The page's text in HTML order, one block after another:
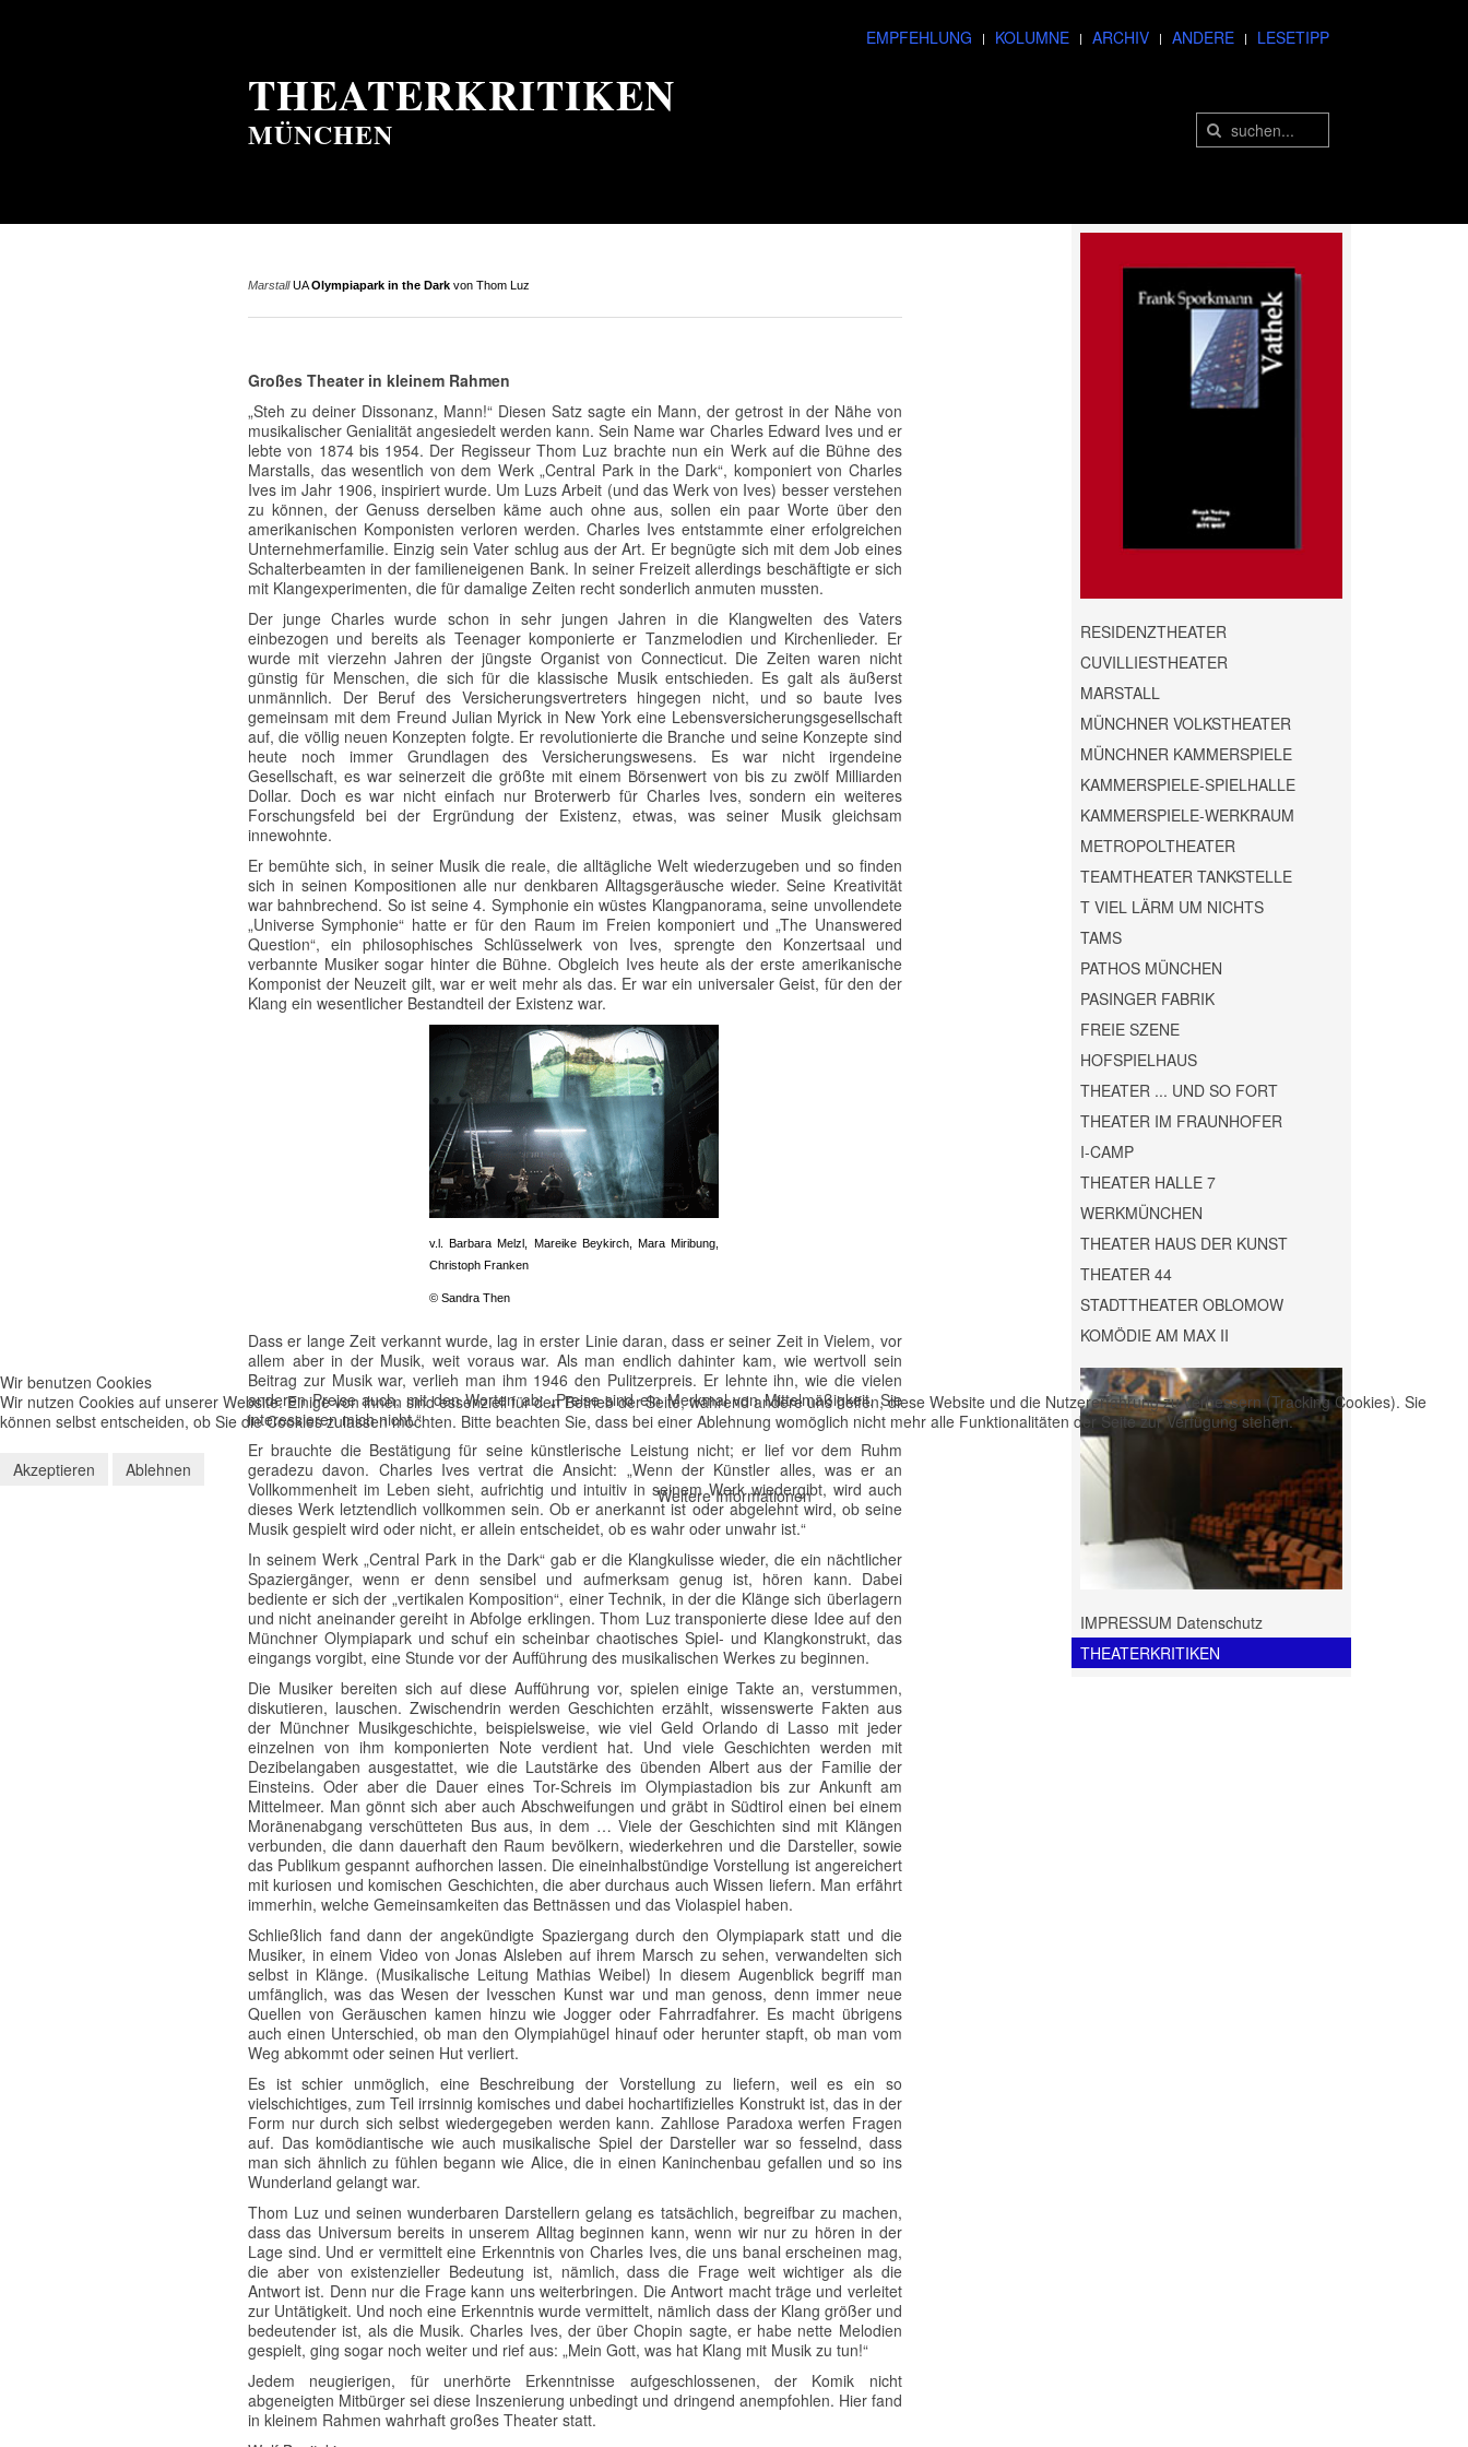
EMPFEHLUNG KOLUMNE ARCHIV ANDERE LESETIPP
THEATERKRITIKEN
MÜNCHEN
MarstallUAOlympiapark in the Dark von Thom Luz
Großes Theater in kleinem Rahmen
„Steh zu deiner Dissonanz, Mann!“ Diesen Satz sagte ein Mann, der getrost in der Nähe von
musikalischer Genialität angesiedelt werden kann. Sein Name war Charles Edward Ives und er
lebte von 1874 bis 1954. Der Regisseur Thom Luz brachte nun ein Werk auf die Bühne des
Marstalls, das wesentlich von dem Werk „Central Park in the Dark“, komponiert von Charles
Ives im Jahr 1906, inspiriert wurde. Um Luzs Arbeit (und das Werk von Ives) besser verstehen
zu können, der Genuss derselben käme auch ohne aus, sollen ein paar Worte über den
amerikanischen Komponisten verloren werden. Charles Ives entstammte einer erfolgreichen
Unternehmerfamilie. Einzig sein Vater schlug aus der Art. Er begnügte sich mit dem Job eines
Schalterbeamten in der familieneigenen Bank. In seiner Freizeit allerdings beschäftigte er sich
mit Klangexperimenten, die für damalige Zeiten recht sonderlich anmuten mussten.
Der junge Charles wurde schon in sehr jungen Jahren in die Klangwelten des Vaters
einbezogen und bereits als Teenager komponierte er Tanzmelodien und Kirchenlieder. Er
wurde mit vierzehn Jahren der jüngste Organist von Connecticut. Die Zeiten waren nicht
günstig für Menschen, die sich für die klassische Musik entschieden. Es galt als äußerst
unmännlich. Der Beruf des Versicherungsvertreters hingegen nicht, und so baute Ives
gemeinsam mit dem Freund Julian Myrick in New York eine Lebensversicherungsgesellschaft
auf, die völlig neuen Konzepten folgte. Er revolutionierte die Branche und seine Konzepte sind
heute noch immer Grundlagen des Versicherungswesens. Es war nicht irgendeine
Gesellschaft, es war seinerzeit die größte mit einem Börsenwert von bis zu zwölf Milliarden
Dollar. Doch es war nicht einfach nur Broterwerb für Charles Ives, sondern ein weiteres
Forschungsfeld bei der Ergründung der Existenz, etwas, was seiner Musik gleichsam
innewohnte.
Er bemühte sich, in seiner Musik die reale, die alltägliche Welt wiederzugeben und so finden
sich in seinen Kompositionen alle nur denkbaren Alltagsgeräusche wieder. Seine Kreativität
war bahnbrechend. So ist seine 4. Symphonie ein wüstes Klangpanorama, seine unvollendete
„Universe Symphonie“ hatte er für den Raum im Freien komponiert und „The Unanswered
Question“, ein philosophisches Schlüsselwerk von Ives, sprengte den Konzertsaal und
verbannte Musiker sogar hinter die Bühne. Obgleich Ives heute als der erste amerikanische
Komponist der Neuzeit gilt, war er weit mehr als das. Er war ein universaler Geist, für den der
Klang ein wesentlicher Bestandteil der Existenz war.
v.l.Barbara Melzl, Mareike Beykirch, Mara Miribung,
Christoph Franken
© Sandra Then
Dass er lange Zeit verkannt wurde, lag in erster Linie daran, dass er seiner Zeit in Vielem, vor
allem aber in der Musik, weit voraus war. Als man endlich dahinter kam, wie wertvoll sein
Beitrag zur Musik war, verlieh man ihm 1946 den Pulitzerpreis. Er lehnte ihn, wie die vielen
anderen Preise auch, mit den Worten ab: „Preise sind ein Merkmal von Mittelmäßigkeit. Sie
interessieren mich nicht.“
Er brauchte die Bestätigung für seine künstlerische Leistung nicht; er lief vor dem Ruhm
geradezu davon. Charles Ives vertrat die Ansicht: „Wenn der Künstler alles, was er an
Vollkommenheit im Leben sieht, aufrichtig und intuitiv in seinem Werk wiedergibt, wird auch
dieses Werk letztendlich vollkommen sein. Ob er anerkannt ist oder abgelehnt wird, ob seine
Musik gespielt wird oder nicht, er allein entscheidet, ob es wahr oder unwahr ist.“
In seinem Werk „Central Park in the Dark“ gab er die Klangkulisse wieder, die ein nächtlicher
Spaziergänger, wenn er denn sensibel und aufmerksam genug ist, hören kann. Dabei
bediente er sich der „vertikalen Komposition“, einer Technik, in der die Klänge sich überlagern
und nicht aneinander gereiht in Abfolge erklingen. Thom Luz transponierte diese Idee auf den
Münchner Olympiapark und schuf ein scheinbar chaotisches Spiel- und Klangkonstrukt, das
eingangs vorgibt, eine Stunde vor der Aufführung des musikalischen Werkes zu beginnen.
Die Musiker bereiten sich auf diese Aufführung vor, spielen einige Takte an, verstummen,
diskutieren, lauschen. Zwischendrin werden Geschichten erzählt, wissenswerte Fakten aus
der Münchner Musikgeschichte, beispielsweise, wie viel Geld Orlando di Lasso mit jeder
einzelnen von ihm komponierten Note verdient hat. Und viele Geschichten werden mit
Dezibelangaben ausgestattet, wie die Lautstärke des übenden Albert aus der Familie der
Einsteins. Oder aber die Dauer eines Tor-Schreis im Olympiastadion bis zur Ankunft am
Mittelmeer. Man gönnt sich aber auch Abschweifungen und gräbt in Südtirol einen bei einem
Moränenabgang verschütteten Bus aus, in dem … Viele der Geschichten sind mit Klängen
verbunden, die dann dauerhaft den Raum bevölkern, wiederkehren und die Darsteller, sowie
das Publikum gespannt aufhorchen lassen. Die eineinhalbstündige Vorstellung ist angereichert
mit kuriosen und komischen Geschichten, die aber durchaus auch Wissen liefern. Man erfährt
immerhin, welche Gemeinsamkeiten das Bettnässen und das Violaspiel haben.
Schließlich fand dann der angekündigte Spaziergang durch den Olympiapark statt und die
Musiker, in einem Video von Jonas Alsleben auf ihrem Marsch zu sehen, verwandelten sich
selbst in Klänge. (Musikalische Leitung Mathias Weibel) In diesem Augenblick begriff man
umfänglich, was das Wesen der Ivesschen Kunst war und man genoss, denn immer neue
Quellen von Geräuschen kamen hinzu wie Jogger oder Fahrradfahrer. Es macht übrigens
auch einen Unterschied, ob man den Olympiahügel hinauf oder herunter stapft, ob man vom
Weg abkommt oder seinen Hut verliert.
Es ist schier unmöglich, eine Beschreibung der Vorstellung zu liefern, weil es ein so
vielschichtiges, zum Teil irrsinnig komisches und dabei hochartifizielles Konstrukt ist, das in der
Form nur durch sich selbst wiedergegeben werden kann. Zahllose Paradoxa werfen Fragen
auf. Das komödiantische wie auch musikalische Spiel der Darsteller war so fesselnd, dass
man sich ähnlich zu fühlen begann wie Alice, die in einen Kaninchenbau gefallen und so ins
Wunderland gelangt war.
Thom Luz und seinen wunderbaren Darstellern gelang es tatsächlich, begreifbar zu machen,
dass das Universum bereits in unserem Alltag beginnen kann, wenn wir nur zu hören in der
Lage sind. Und er vermittelt eine Erkenntnis von Charles Ives, die uns banal erscheinen mag,
die aber von existenzieller Bedeutung ist, nämlich, dass die Frage weit wichtiger als die
Antwort ist. Denn nur die Frage kann uns weiterbringen. Die Antwort macht träge und verleitet
zur Untätigkeit. Und noch eine Erkenntnis wurde vermittelt, nämlich dass der Klang größer und
bedeutender ist, als die Musik. Charles Ives, der über Chopin sagte, er habe nette Melodien
gespielt, ging sogar noch weiter und rief aus: „Mein Gott, was hat Klang mit Musik zu tun!“
Jedem neugierigen, für unerhörte Erkenntnisse aufgeschlossenen, der Komik nicht
abgeneigten Mitbürger sei diese Inszenierung unbedingt und dringend anempfohlen. Hier fand
in kleinem Rahmen wahrhaft großes Theater statt.
RESIDENZTHEATER
CUVILLIESTHEATER
MARSTALL
MÜNCHNER VOLKSTHEATER
MÜNCHNER KAMMERSPIELE
KAMMERSPIELE-SPIELHALLE
KAMMERSPIELE-WERKRAUM
METROPOLTHEATER
TEAMTHEATER TANKSTELLE
T VIEL LÄRM UM NICHTS
TAMS
PATHOS MÜNCHEN
PASINGER FABRIK
FREIE SZENE
HOFSPIELHAUS
THEATER ... UND SO FORT
THEATER IM FRAUNHOFER
I-CAMP
THEATER HALLE 7
WERKMÜNCHEN
THEATER HAUS DER KUNST
THEATER 44
STADTTHEATER OBLOMOW
KOMÖDIE AM MAX II
IMPRESSUM Datenschutz
THEATERKRITIKEN
Wir benutzen Cookies
Wir nutzen Cookies auf unserer Website. Einige von ihnen sind essenziell für den Betrieb der Seite, während andere uns helfen, diese Website und die Nutzererfahrung zu verbessern (Tracking Cookies). Sie
können selbst entscheiden, ob Sie die Cookies zulassen möchten. Bitte beachten Sie, dass bei einer Ablehnung womöglich nicht mehr alle Funktionalitäten der Seite zur Verfügung stehen.
Akzeptieren
Ablehnen
Weitere Informationen